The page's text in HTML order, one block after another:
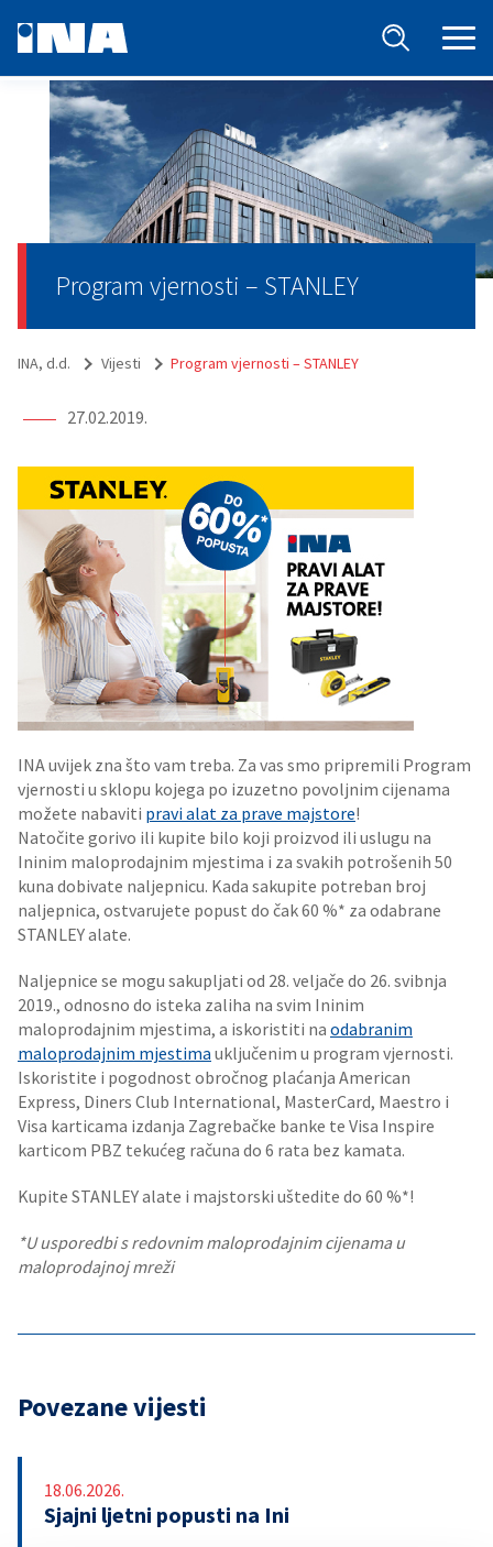
Program vjernosti – STANLEY
INA, d.d. Vijesti Program vjernosti – STANLEY
27.02.2019.
INA uvijek zna što vam treba. Za vas smo pripremili Program
vjernosti u sklopu kojega po izuzetno povoljnim cijenama
možete nabaviti pravi alat za prave majstore!
Natočite gorivo ili kupite bilo koji proizvod ili uslugu na
Ininim maloprodajnim mjestima i za svakih potrošenih 50
kuna dobivate naljepnicu. Kada sakupite potreban broj
naljepnica, ostvarujete popust do čak 60 %* za odabrane
STANLEY alate.
Naljepnice se mogu sakupljati od 28. veljače do 26. svibnja
2019., odnosno do isteka zaliha na svim Ininim
maloprodajnim mjestima, a iskoristiti na odabranim
maloprodajnim mjestima uključenim u program vjernosti.
Iskoristite i pogodnost obročnog plaćanja American
Express, Diners Club International, MasterCard, Maestro i
Visa karticama izdanja Zagrebačke banke te Visa Inspire
karticom PBZ tekućeg računa do 6 rata bez kamata.
Kupite STANLEY alate i majstorski uštedite do 60 %*!
*U usporedbi s redovnim maloprodajnim cijenama u
maloprodajnoj mreži
Povezane vijesti
18.06.2026.
Sjajni ljetni popusti na Ini